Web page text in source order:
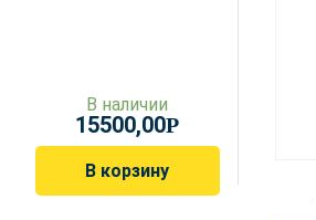
В наличии
15500,00Р
В корзину